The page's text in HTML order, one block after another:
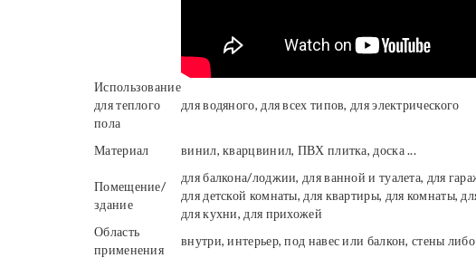
Использование
для теплого
пола
для водяного, для всех типов, для электрического
Материал винил, кварцвинил, ПВХ плитка, доска ...
Помещение/
здание
для балкона/лоджии, для ванной и туалета, для
для детской комнаты, для квартиры, для комнаты,
для кухни, для прихожей
Область
применения
внутри, интерьер, под навес или балкон, стены